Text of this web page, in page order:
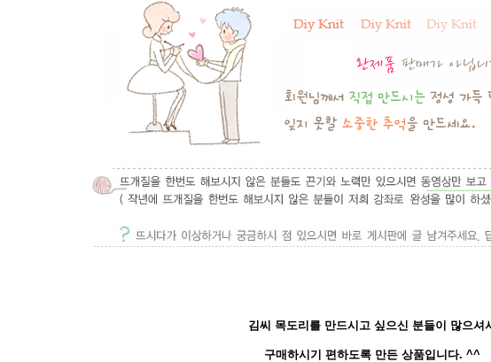
김씨 목도리를 만드시고 싶으신 분들이 많으셔
구매하시기 편하도록 만든 상품입니다. ^^